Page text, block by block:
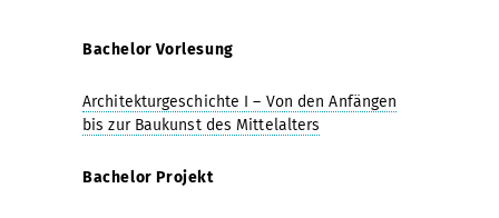
Bachelor Vorlesung
Architekturgeschichte I – Von den Anfängen
bis zur Baukunst des Mittelalters
Bachelor Projekt